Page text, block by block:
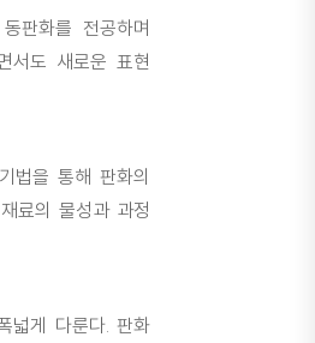
판화를 전공하며
서도 새로운 표현
법을 통해 판화의
료의 물성과 과정
넓게 다룬다. 판화